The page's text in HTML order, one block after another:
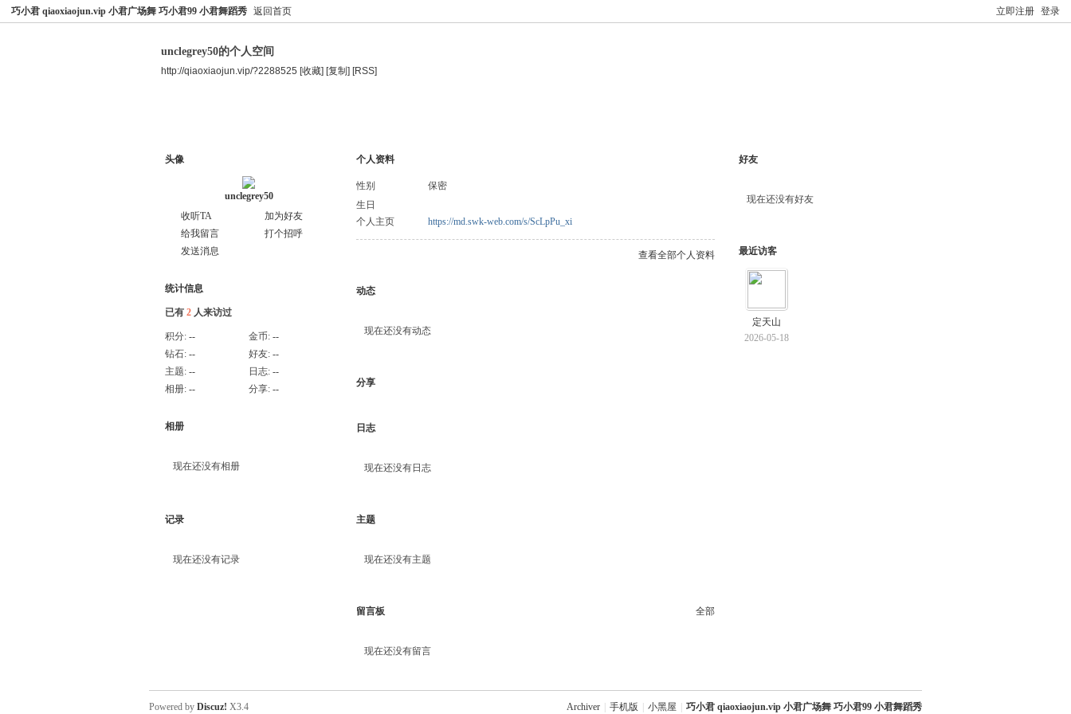
立即注册 登录
巧小君 qiaoxiaojun.vip 小君广场舞 巧小君99 小君舞蹈秀 返回首页
unclegrey50的个人空间
http://qiaoxiaojun.vip/?2288525 [收藏] [复制] [RSS]
头像
unclegrey50
收听TA
加为好友
给我留言
打个招呼
发送消息
统计信息
已有 2 人来访过
积分: -- 金币: --
钻石: -- 好友: --
主题: -- 日志: --
相册: -- 分享: --
相册
现在还没有相册
记录
现在还没有记录
个人资料
性别
保密
生日
个人主页
https://md.swk-web.com/s/ScLpPu_xi
查看全部个人资料
动态
现在还没有动态
分享
日志
现在还没有日志
主题
现在还没有主题
留言板 全部
现在还没有留言
好友
现在还没有好友
最近访客
定天山
2026-05-18
Archiver 手机版 小黑屋 巧小君 qiaoxiaojun.vip 小君广场舞 巧小君99 小君舞蹈秀
Powered by Discuz! X3.4